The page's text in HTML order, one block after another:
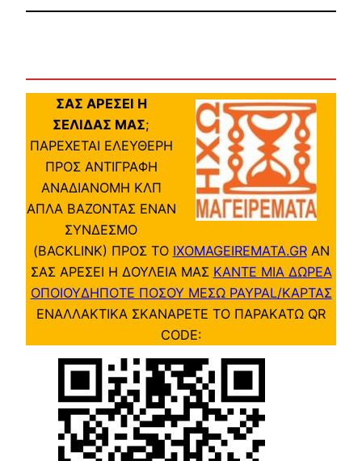
ΣΑΣ ΑΡΕΣΕΙ Η
ΣΕΛΙΔΑΣ ΜΑΣ;
ΠΑΡΕΧΕΤΑΙ ΕΛΕΥΘΕΡΗ
ΠΡΟΣ ΑΝΤΙΓΡΑΦΗ
ΑΝΑΔΙΑΝΟΜΗ ΚΛΠ
ΑΠΛΑ ΒΑΖΟΝΤΑΣ ΕΝΑΝ
ΣΥΝΔΕΣΜΟ
(BACKLINK) ΠΡΟΣ ΤΟ IXOMAGEIREMATA.GRΑΝ
ΣΑΣ ΑΡΕΣΕΙ Η ΔΟΥΛΕΙΑ ΜΑΣ ΚΑΝΤΕ ΜΙΑ ΔΩΡΕΑ
ΟΠΟΙΟΥΔΗΠΟΤΕ ΠΟΣΟΥ ΜΕΣΩ PAYPAL/ΚΑΡΤΑΣ
ΕΝΑΛΛΑΚΤΙΚΑ ΣΚΑΝΑΡΕΤΕ ΤΟ ΠΑΡΑΚΑΤΩ QR
CODE: